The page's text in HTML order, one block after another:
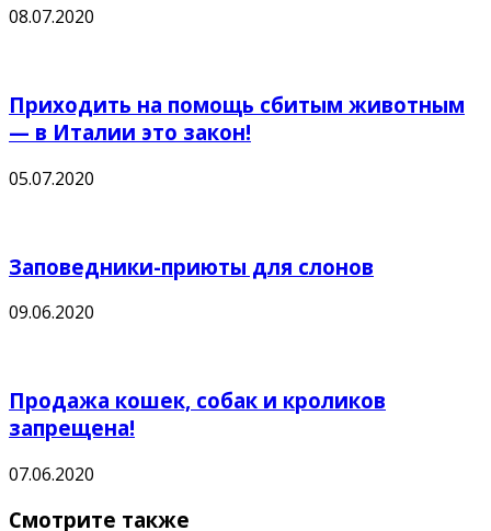
08.07.2020
Приходить на помощь сбитым животным
— в Италии это закон!
05.07.2020
Заповедники-приюты для слонов
09.06.2020
Продажа кошек, собак и кроликов
запрещена!
07.06.2020
Смотрите также